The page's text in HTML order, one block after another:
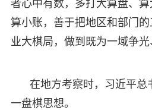
者心中有数，多打大算盘、算
算小账，善于把地区和部门
业大棋局，做到既为一域争
在地方考察时，习近平总
一盘棋思想。